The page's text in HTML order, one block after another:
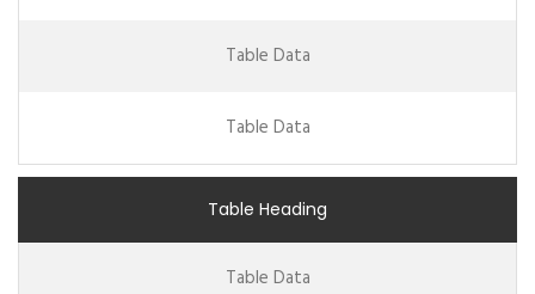
Table Data
Table Data
Table Heading
Table Data